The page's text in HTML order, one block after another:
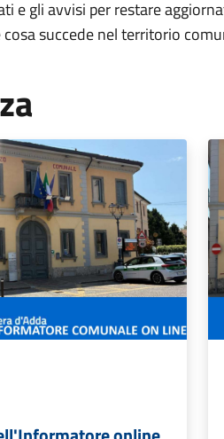
e gli avvisi per restare
succede nel territorio